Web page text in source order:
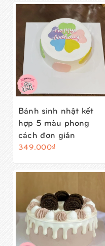
Bánh sinh nhật kết
hợp 5 màu phong
cách đơn giản
349.000₫